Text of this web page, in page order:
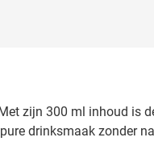
zijn 300 ml inhoud is
drinksmaak zonder